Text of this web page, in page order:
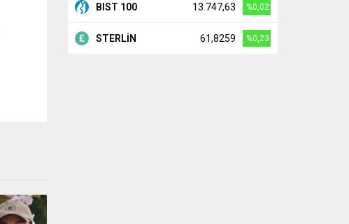
BIST 100 13.747,63 %0,02
STERLİN 61,8259 %0,23